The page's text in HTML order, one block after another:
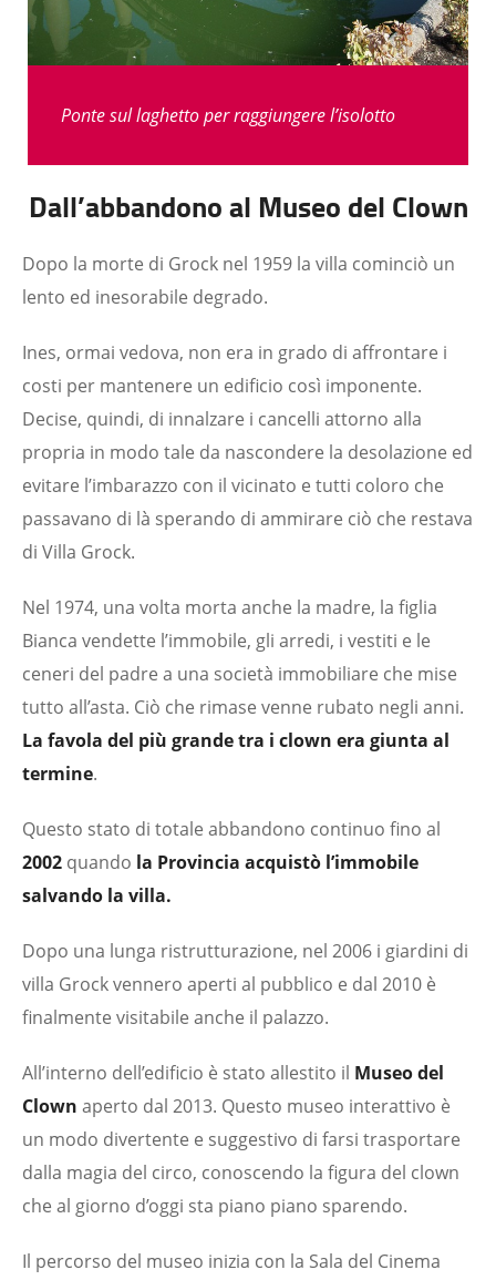
Ponte sul laghetto per raggiungere l’isolotto
Dall’abbandono al Museo del Clown
Dopo la morte di Grock nel 1959 la villa cominciò un
lento ed inesorabile degrado.
Ines, ormai vedova, non era in grado di affrontare i
costi per mantenere un edificio così imponente.
Decise, quindi, di innalzare i cancelli attorno alla
propria in modo tale da nascondere la desolazione ed
evitare l’imbarazzo con il vicinato e tutti coloro che
passavano di là sperando di ammirare ciò che restava
di Villa Grock.
Nel 1974, una volta morta anche la madre, la figlia
Bianca vendette l’immobile, gli arredi, i vestiti e le
ceneri del padre a una società immobiliare che mise
tutto all’asta. Ciò che rimase venne rubato negli anni.
La favola del più grande tra i clown era giunta al
termine.
Questo stato di totale abbandono continuo fino al
2002 quando la Provincia acquistò l’immobile
salvando la villa.
Dopo una lunga ristrutturazione, nel 2006 i giardini di
villa Grock vennero aperti al pubblico e dal 2010 è
finalmente visitabile anche il palazzo.
All’interno dell’edificio è stato allestito il Museo del
Clown aperto dal 2013. Questo museo interattivo è
un modo divertente e suggestivo di farsi trasportare
dalla magia del circo, conoscendo la figura del clown
che al giorno d’oggi sta piano piano sparendo.
Il percorso del museo inizia con la Sala del Cinema